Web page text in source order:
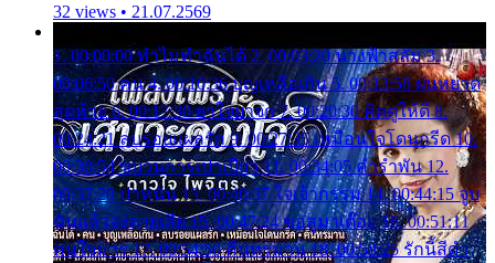
32 views • 21.07.2569
1. 00:00:00 ทำไมทำฉันได้ 2. 00:03:20 นางฟ้าสลัม 3.
00:06:50 คน 4. 00:10:36 บุญเหลือเกิน 5. 00:13:58 ฝนหยาด
สุดท้าย 6. 00:17:30 ยาใจยาจก 7. 00:20:30 คิดดูให้ดี 8.
00:24:21 ลบรอยแผลรัก 9. 00:27:35 เหมือนใจโดนกรีด 10.
00:30:54 ขบวนการเปาเปียว 11. 00:34:05 คำรำพัน 12.
00:37:20 ปาหนัน 13. 00:40:37 ใจเจ้ากรรม 14. 00:44:15 จูบ
ฉันแล้วจงตายเสีย 15. 00:47:24 ขอสูมาเต๊อะ 16. 00:51:11
คนใจมาร 17. 00:54:50 คืนทรมาน 18. 00:58:25 รักนี้สีดำ